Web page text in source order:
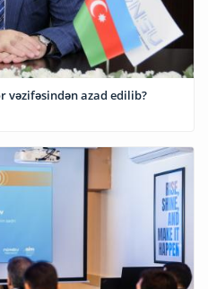
vəzifəsindən azad edilib?